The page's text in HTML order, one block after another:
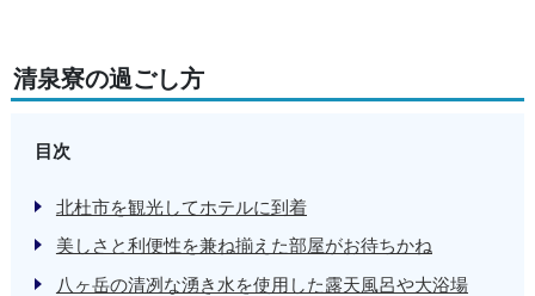
清泉寮の過ごし方
目次
北杜市を観光してホテルに到着
美しさと利便性を兼ね揃えた部屋がお待ちかね
八ヶ岳の清冽な湧き水を使用した露天風呂や大浴場